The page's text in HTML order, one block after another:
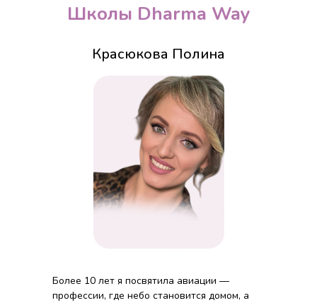
Красюкова Полина
Более 10 лет я посвятила авиации —
профессии, где небо становится домом, а
Школы Dharma Way